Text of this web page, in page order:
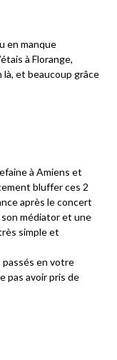
en manque
à Florange,
là, et beaucoup grâce
à Amiens et
bluffer ces 2
après le concert
médiator et une
simple et
passés en votre
pas avoir pris de